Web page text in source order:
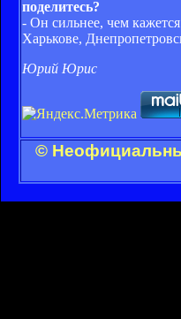
поделитесь?
- Он сильнее, чем
Харькове,
Юрий Юрис
©